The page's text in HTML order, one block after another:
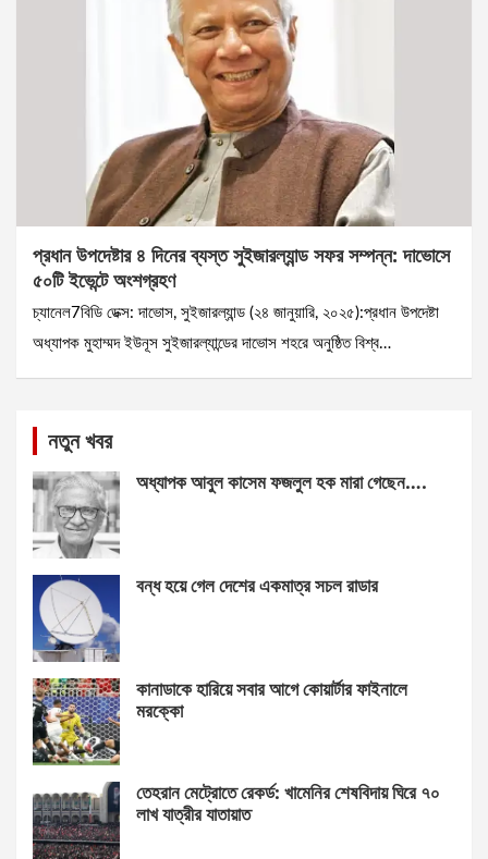
প্রধান উপদেষ্টার ৪ দিনের ব্যস্ত সুইজারল্যান্ড সফর সম্পন্ন: দাভোসে
৫০টি ইভেন্টে অংশগ্রহণ
চ্যানেল7বিডি ডেক্স: দাভোস, সুইজারল্যান্ড (২৪ জানুয়ারি, ২০২৫):প্রধান উপদেষ্টা
অধ্যাপক মুহাম্মদ ইউনূস সুইজারল্যান্ডের দাভোস শহরে অনুষ্ঠিত বিশ্ব…
নতুন খবর
অধ্যাপক আবুল কাসেম ফজলুল হক মারা গেছেন….
বন্ধ হয়ে গেল দেশের একমাত্র সচল রাডার
কানাডাকে হারিয়ে সবার আগে কোয়ার্টার ফাইনালে
মরক্কো
তেহরান মেট্রোতে রেকর্ড: খামেনির শেষবিদায় ঘিরে ৭০
লাখ যাত্রীর যাতায়াত